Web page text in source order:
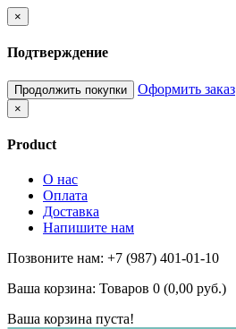
×
Подтверждение
Продолжить покупки Оформить заказ
×
Product
О нас
Оплата
Доставка
Напишите нам
Позвоните нам: +7 (987) 401-01-10
Ваша корзина: Товаров 0 (0,00 руб.)
Ваша корзина пуста!